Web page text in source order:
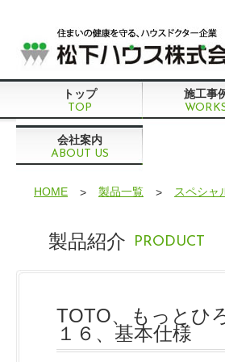
トップ
TOP
施工事
会社案内
ABOUT US
HOME > 製品一覧 > スペシャ
製品紹介 PRODUCT
TOTO、もっとひ
１６、基本仕様